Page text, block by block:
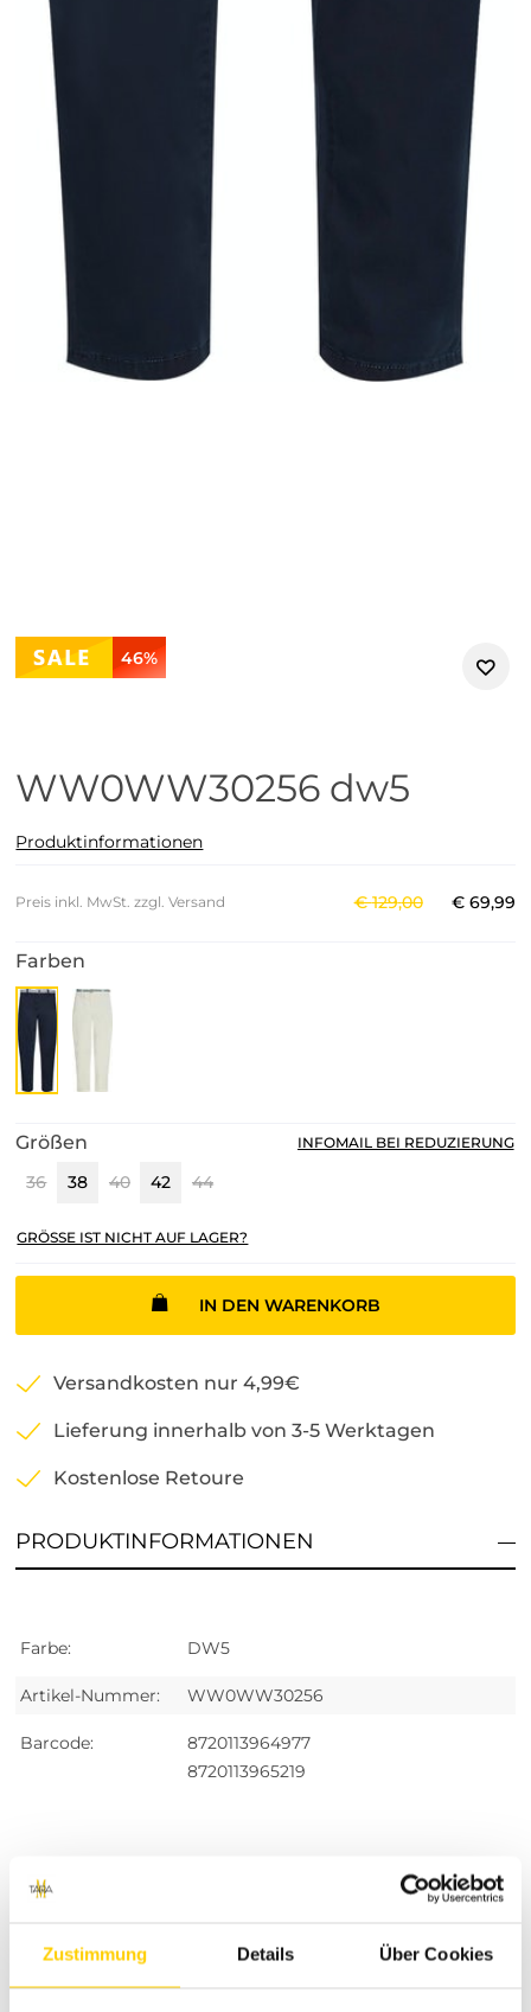
Zustimmung Details Über Cookies
46%
WW0WW30256 dw5
Produktinformationen
Preis inkl. MwSt. zzgl. Versand €129,00 € 69,99
Farben
Größen
36 38 40 42 44
INFOMAIL BEI REDUZIERUNG
GRÖSSE IST NICHT AUF LAGER?
IN DEN WARENKORB
Versandkosten nur 4,99€
Lieferung innerhalb von 3-5 Werktagen
Kostenlose Retoure
PRODUKTINFORMATIONEN
Farbe: DW5
Artikel-Nummer: WW0WW30256
Barcode:
8720113964977
8720113965219